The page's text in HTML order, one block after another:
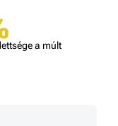
a múlt